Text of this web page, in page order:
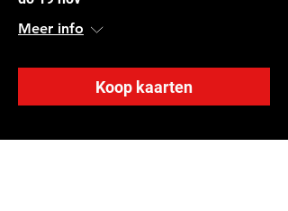
Meer info
Koop kaarten